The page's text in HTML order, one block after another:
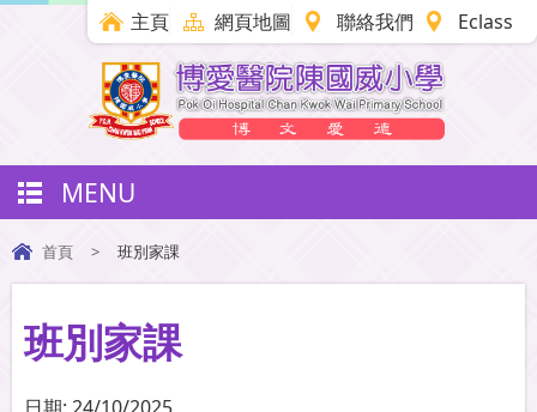
主頁 網頁地圖 聯絡我們 Eclass
MENU
首頁 > 班別家課
班別家課